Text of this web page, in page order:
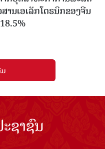
ານ​ເອ​ເລັກ​ໂຕ​ຣ​ນິກ​ຂອງ​ຈີນ​
ຊາຊົນ